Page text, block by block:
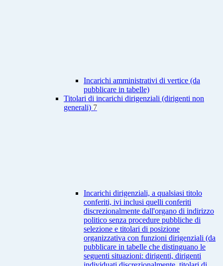
Incarichi amministrativi di vertice (da
pubblicare in tabelle)
Titolari di incarichi dirigenziali (dirigenti non
generali) 7
Incarichi dirigenziali, a qualsiasi titolo
conferiti, ivi inclusi quelli conferiti
discrezionalmente dall'organo di indirizzo
politico senza procedure pubbliche di
selezione e titolari di posizione
organizzativa con funzioni dirigenziali (da
pubblicare in tabelle che distinguano le
seguenti situazioni: dirigenti, dirigenti